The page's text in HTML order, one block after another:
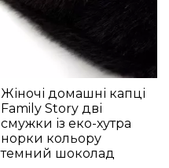
Жіночі домашні капці
Family Story дві
смужки із еко-хутра
норки кольору
темний шоколад